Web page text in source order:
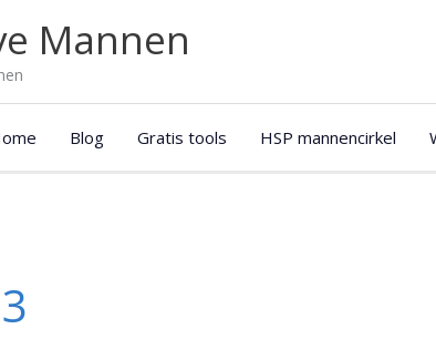
Mannen
Blog Gratis tools HSP mannencirkel